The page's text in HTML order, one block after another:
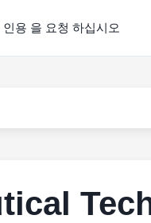
인용 을 요청 하십시오